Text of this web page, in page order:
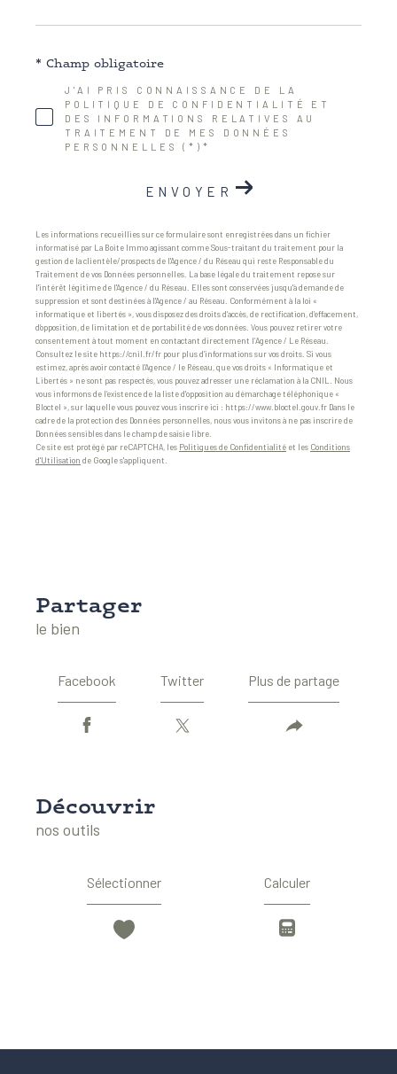
J'AI PRIS CONNAISSANCE DE LA
POLITIQUE DE CONFIDENTIALITÉ ET
DES INFORMATIONS RELATIVES AU
TRAITEMENT DE MES DONNÉES
PERSONNELLES (*)*
* Champ obligatoire
ENVOYER
Les informations recueillies sur ce formulaire sont enregistrées dans un fichier
informatisé par La Boite Immo agissant comme Sous-traitant du traitement pour la
gestion de la clientèle/prospects de l'Agence / du Réseau qui reste Responsable du
Traitement de vos Données personnelles. La base légale du traitement repose sur
l'intérêt légitime de l'Agence / du Réseau. Elles sont conservées jusqu'à demande de
suppression et sont destinées à l'Agence / au Réseau. Conformément à la loi «
informatique et libertés », vous disposez des droits d’accès, de rectification, d’effacement,
d’opposition, de limitation et de portabilité de vos données. Vous pouvez retirer votre
consentement à tout moment en contactant directement l’Agence / Le Réseau.
Consultez le site https://cnil.fr/fr pour plus d’informations sur vos droits. Si vous
estimez, après avoir contacté l'Agence / le Réseau, que vos droits « Informatique et
Libertés » ne sont pas respectés, vous pouvez adresser une réclamation à la CNIL. Nous
vous informons de l’existence de la liste d'opposition au démarchage téléphonique «
Bloctel », sur laquelle vous pouvez vous inscrire ici : https://www.bloctel.gouv.fr Dans le
cadre de la protection des Données personnelles, nous vous invitons à ne pas inscrire de
Données sensibles dans le champ de saisie libre.
Ce site est protégé par reCAPTCHA, les Politiques de Confidentialité et les Conditions
d'Utilisation de Google s'appliquent.
partager
le bien
Facebook Twitter Plus de partage
découvrir
nos outils
Sélectionner Calculer